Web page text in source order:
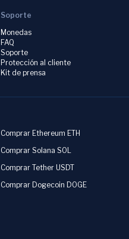
Soporte
Monedas
FAQ
Soporte
Protección al cliente
Kit de prensa
Comprar Ethereum ETH
Comprar Solana SOL
Comprar Tether USDT
Comprar Dogecoin DOGE